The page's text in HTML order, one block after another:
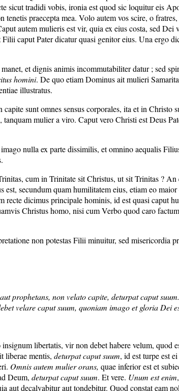
sicut tradidi vobis, ironia est quod sic loquitur eis
praecepta mea. Volo autem vos scire, o
autem mulieris est vir, quia ex eius costa, sed
caput Pater dicatur quasi genitor eius. Una ergo
et dignis animis incommutabiliter datur ; sed
homini. De quo etiam Dominus ait mulieri
illustratus.
sunt omnes sensus corporales, ita et in Christo
mulier a viro. Caput vero Christi est Deus
nulla ex parte dissimilis, et omnino aequalis
cum in Trinitate sit Christus, ut sit Trinitas ?
secundum quam humilitatem eius, etiam eo
dicimus principale hominis, id est quasi caput
Christus homo, nisi cum Verbo quod caro
non potestas Filii minuitur, sed misericordia
prophetans, non velato capite, deturpat caput
velare caput suum, quoniam imago et gloria Dei
libertatis, vir non debet habere velum, quod
liberae mentis, deturpat caput suum, id est turpe est
Omnis autem mulier orans, quae inferior est et
Deum, deturpat caput suum. Et vere. Unum est enim
aut decalvabitur aut tondebitur. Quod constat eam